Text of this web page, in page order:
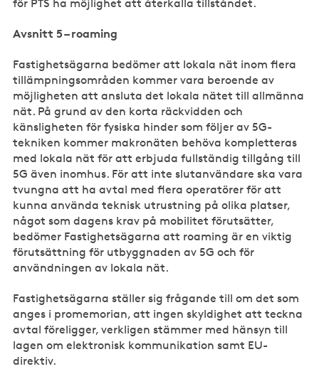
för PTS ha möjlighet att återkalla tillståndet.
Avsnitt 5 – roaming
Fastighetsägarna bedömer att lokala nät inom flera
tillämpningsområden kommer vara beroende av
möjligheten att ansluta det lokala nätet till allmänna
nät. På grund av den korta räckvidden och
känsligheten för fysiska hinder som följer av 5G-
tekniken kommer makronäten behöva kompletteras
med lokala nät för att erbjuda fullständig tillgång till
5G även inomhus. För att inte slutanvändare ska vara
tvungna att ha avtal med flera operatörer för att
kunna använda teknisk utrustning på olika platser,
något som dagens krav på mobilitet förutsätter,
bedömer Fastighetsägarna att roaming är en viktig
förutsättning för utbyggnaden av 5G och för
användningen av lokala nät.
Fastighetsägarna ställer sig frågande till om det som
anges i promemorian, att ingen skyldighet att teckna
avtal föreligger, verkligen stämmer med hänsyn till
lagen om elektronisk kommunikation samt EU-
direktiv.